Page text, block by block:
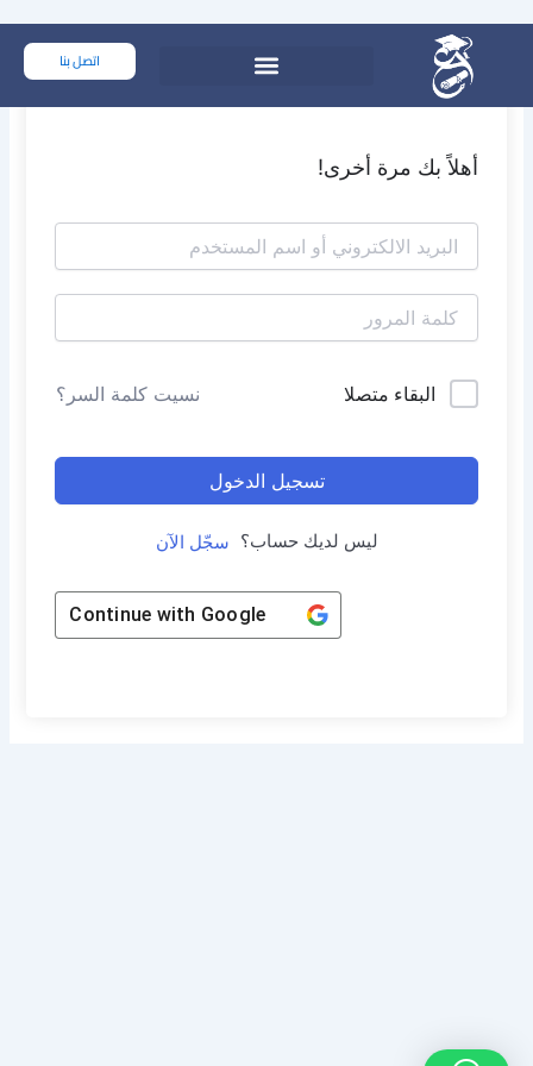
المحتوى
اتصل بنا
أهلاً بك مرة أخرى!
البقاء متصلا نسيت كلمة السر؟
تسجيل الدخول
ليس لديك حساب؟ سجّل الآن
Continue with Google